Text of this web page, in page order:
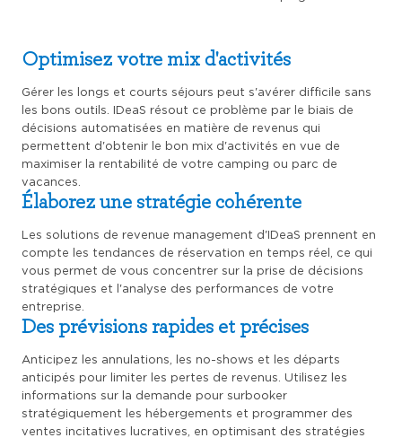
Optimisez votre mix d'activités
Gérer les longs et courts séjours peut s'avérer difficile sans
les bons outils. IDeaS résout ce problème par le biais de
décisions automatisées en matière de revenus qui
permettent d'obtenir le bon mix d'activités en vue de
maximiser la rentabilité de votre camping ou parc de
vacances.
Élaborez une stratégie cohérente
Les solutions de revenue management d'IDeaS prennent en
compte les tendances de réservation en temps réel, ce qui
vous permet de vous concentrer sur la prise de décisions
stratégiques et l'analyse des performances de votre
entreprise.
Des prévisions rapides et précises
Anticipez les annulations, les no-shows et les départs
anticipés pour limiter les pertes de revenus. Utilisez les
informations sur la demande pour surbooker
stratégiquement les hébergements et programmer des
ventes incitatives lucratives, en optimisant des stratégies